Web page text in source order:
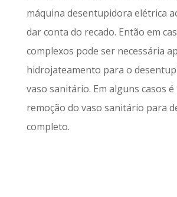
máquina desentupidora elétrica
dar conta do recado. Então em
complexos pode ser necessária
hidrojateamento para o
vaso sanitário. Em alguns casos
remoção do vaso sanitário para
completo.